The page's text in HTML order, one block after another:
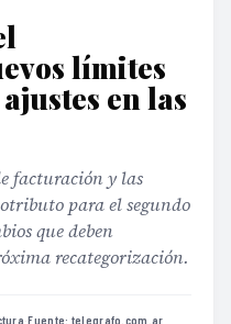
límites
en las
facturación y las
para el segundo
que deben
recategorización.
·Fuente: telegrafo.com.ar